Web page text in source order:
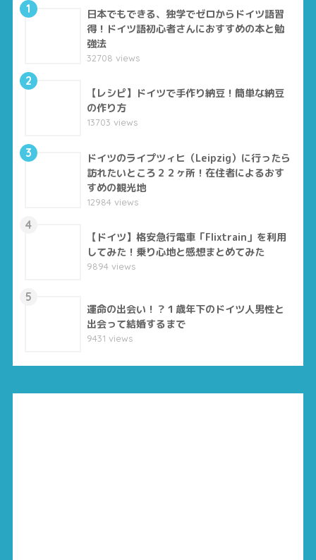
1
日本でもできる、独学でゼロからドイツ語習
得！ドイツ語初心者さんにおすすめの本と勉
強法
32708 views
2
【レシピ】ドイツで手作り納豆！簡単な納豆
の作り方
13703 views
3
ドイツのライプツィヒ（Leipzig）に行ったら
訪れたいところ２２ヶ所！在住者によるおす
すめの観光地
12984 views
4
【ドイツ】格安急行電車「Flixtrain」を利用
してみた！乗り心地と感想まとめてみた
9894 views
5
運命の出会い！？１歳年下のドイツ人男性と
出会って結婚するまで
9431 views